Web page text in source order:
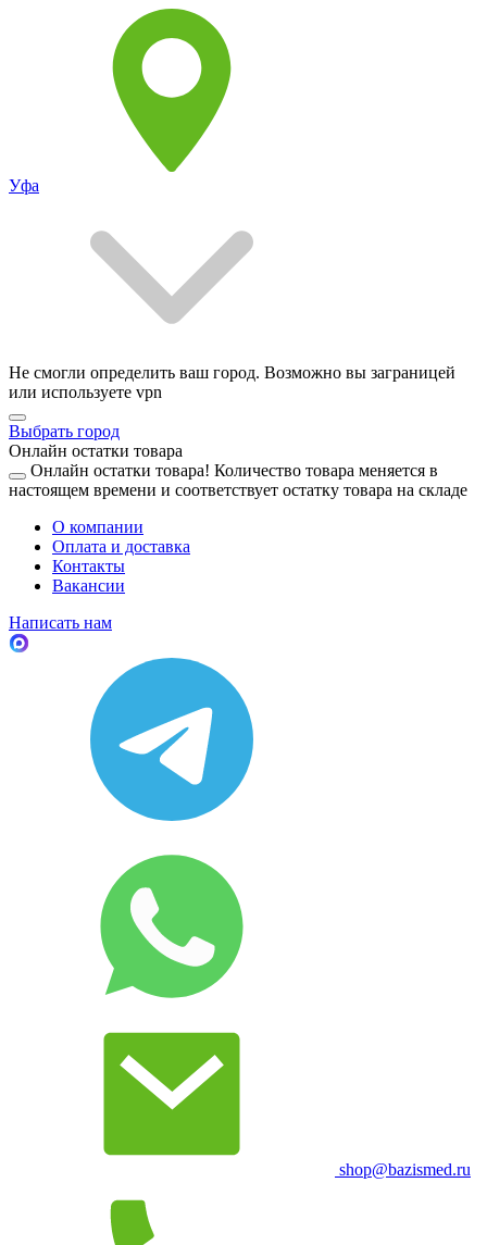
Уфа
Не смогли определить ваш город. Возможно вы заграницей
или используете vpn
Выбрать город
Онлайн остатки товара
Онлайн остатки товара! Количество товара меняется в
настоящем времени и соответствует остатку товара на складе
О компании
Оплата и доставка
Контакты
Вакансии
Написать нам
shop@bazismed.ru